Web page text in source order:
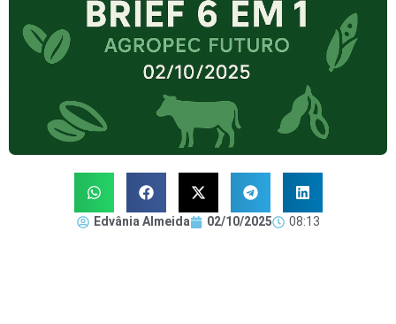
Edvânia Almeida 02/10/2025 08:13